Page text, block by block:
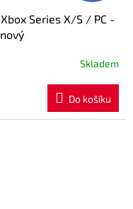
Series X/S / PC -
Skladem
Do košíku